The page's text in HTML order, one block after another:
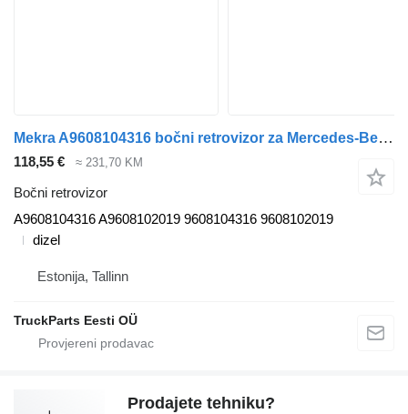
Mekra A9608104316 bočni retrovizor za Mercedes-Benz Actros MP4 Antos Arocs (2012-) tegljača
118,55 € ≈ 231,70 KM
Bočni retrovizor
A9608104316 A9608102019 9608104316 9608102019
dizel
Estonija, Tallinn
TruckParts Eesti OÜ
Prodajete tehniku?